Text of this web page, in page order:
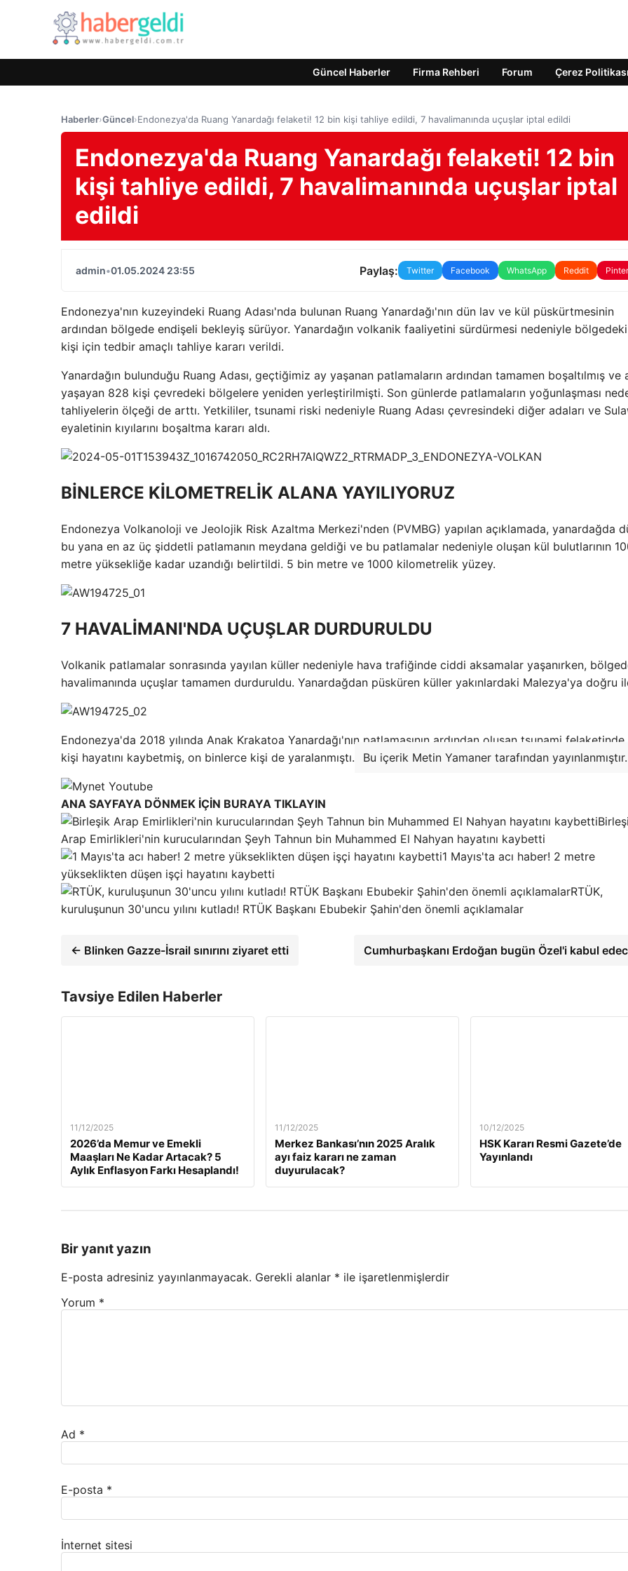
Güncel Haberler Firma Rehberi Forum Çerez Politikası
Haberler›Güncel›Endonezya'da Ruang Yanardağı felaketi! 12 bin kişi tahliye edildi, 7 havalimanında uçuşlar iptal edildi
Endonezya'da Ruang Yanardağı felaketi! 12 bin
kişi tahliye edildi, 7 havalimanında uçuşlar iptal
edildi
admin•01.05.2024 23:55 Paylaş: Twitter Facebook WhatsApp Reddit
Endonezya'nın kuzeyindeki Ruang Adası'nda bulunan Ruang Yanardağı'nın dün lav ve kül püskürtmesinin
ardından bölgede endişeli bekleyiş sürüyor. Yanardağın volkanik faaliyetini sürdürmesi nedeniyle
kişi için tedbir amaçlı tahliye kararı verildi.
Yanardağın bulunduğu Ruang Adası, geçtiğimiz ay yaşanan patlamaların ardından tamamen boşaltılmış ve
yaşayan 828 kişi çevredeki bölgelere yeniden yerleştirilmişti. Son günlerde patlamaların yoğunlaşması
tahliyelerin ölçeği de arttı. Yetkililer, tsunami riski nedeniyle Ruang Adası çevresindeki diğer adaları ve
eyaletinin kıyılarını boşaltma kararı aldı.
BİNLERCE KİLOMETRELİK ALANA YAYILIYORUZ
Endonezya Volkanoloji ve Jeolojik Risk Azaltma Merkezi'nden (PVMBG) yapılan açıklamada, yanardağda
bu yana en az üç şiddetli patlamanın meydana geldiği ve bu patlamalar nedeniyle oluşan kül bulutlarının
metre yüksekliğe kadar uzandığı belirtildi. 5 bin metre ve 1000 kilometrelik yüzey.
7 HAVALİMANI'NDA UÇUŞLAR DURDURULDU
Volkanik patlamalar sonrasında yayılan küller nedeniyle hava trafiğinde ciddi aksamalar yaşanırken,
havalimanında uçuşlar tamamen durduruldu. Yanardağdan püsküren küller yakınlardaki Malezya'ya doğru
Endonezya'da 2018 yılında Anak Krakatoa Yanardağı'nın patlamasının ardından oluşan tsunami
kişi hayatını kaybetmiş, on binlerce kişi de yaralanmıştı.
Bu içerik Metin Yamaner tarafından yayınlanmıştır.
ANA SAYFAYA DÖNMEK İÇİN BURAYA TIKLAYIN
Arap Emirlikleri'nin kurucularından Şeyh Tahnun bin Muhammed El Nahyan hayatını kaybetti
1 Mayıs'ta acı haber! 2 metre
yükseklikten düşen işçi hayatını kaybetti
RTÜK,
kuruluşunun 30'uncu yılını kutladı! RTÜK Başkanı Ebubekir Şahin'den önemli açıklamalar
← Blinken Gazze-İsrail sınırını ziyaret etti Cumhurbaşkanı Erdoğan bugün Özel'i kabul
Tavsiye Edilen Haberler
11/12/2025
2026’da Memur ve Emekli
Maaşları Ne Kadar Artacak? 5
Aylık Enflasyon Farkı Hesaplandı!
11/12/2025
Merkez Bankası’nın 2025 Aralık
ayı faiz kararı ne zaman
duyurulacak?
10/12/2025
HSK Kararı Resmi Gazete’de
Yayınlandı
Bir yanıt yazın
E-posta adresiniz yayınlanmayacak. Gerekli alanlar * ile işaretlenmişlerdir
Yorum *
Ad *
E-posta *
İnternet sitesi